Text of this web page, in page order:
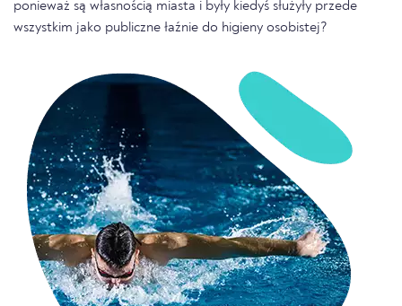
ponieważ są własnością miasta i były kiedyś służyły przede
wszystkim jako publiczne łaźnie do higieny osobistej?